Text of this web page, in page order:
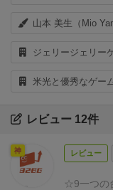
山本 美生（Mio
ジェリージェリー
米光と優秀なゲー
レビュー 12件
レビュー
☆9一つの
神